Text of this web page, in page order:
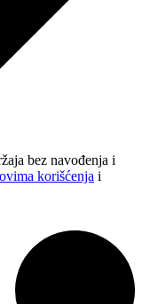
bez navođenja i
korišćenja i